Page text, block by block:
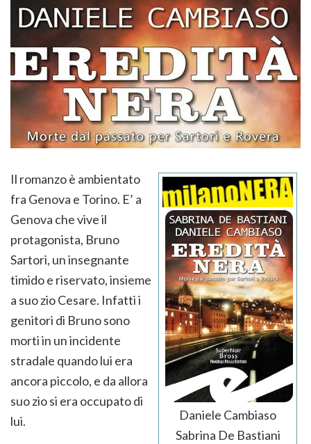
Daniele Cambiaso
Sabrina De Bastiani
Il romanzo è ambientato
fra Genova e Torino. E’ a
Genova che vive il
protagonista, Bruno
Sartori, un insegnante
timido e riservato, insieme
a suo zio Cesare. Infatti i
genitori di Bruno sono
morti in un incidente
stradale quando lui era
ancora piccolo, e da allora
suo zio si era occupato di
lui.